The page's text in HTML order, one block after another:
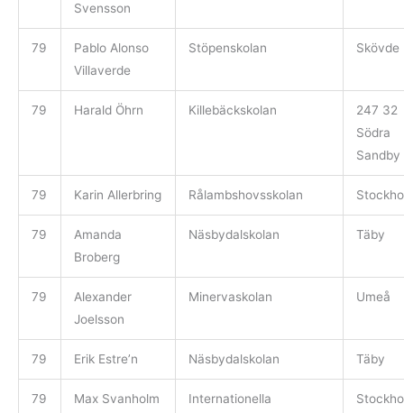
Svensson
79
Pablo Alonso
Villaverde
Stöpenskolan Skövde
79 Harald Öhrn Killebäckskolan
247 32
Södra
Sandby
79 Karin Allerbring Rålambshovsskolan
79
Amanda
Broberg
Näsbydalskolan Täby
79
Alexander
Joelsson
Minervaskolan Umeå
79 Erik Estre’n Näsbydalskolan Täby
79 Max Svanholm
Internationella